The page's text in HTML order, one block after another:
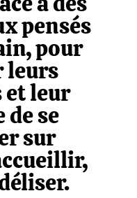
pensés
pour
leur
se
sur